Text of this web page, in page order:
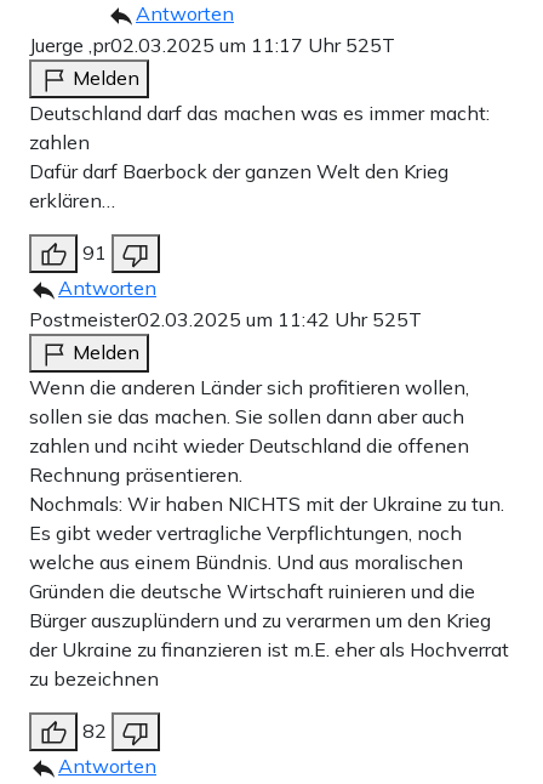
Antworten
Juerge ,pr02.03.2025 um 11:17 Uhr 525T
Melden
Deutschland darf das machen was es immer macht:
zahlen
Dafür darf Baerbock der ganzen Welt den Krieg
erklären…
91
Antworten
Postmeister02.03.2025 um 11:42 Uhr 525T
Melden
Wenn die anderen Länder sich profitieren wollen,
sollen sie das machen. Sie sollen dann aber auch
zahlen und nciht wieder Deutschland die offenen
Rechnung präsentieren.
Nochmals: Wir haben NICHTS mit der Ukraine zu tun.
Es gibt weder vertragliche Verpflichtungen, noch
welche aus einem Bündnis. Und aus moralischen
Gründen die deutsche Wirtschaft ruinieren und die
Bürger auszuplündern und zu verarmen um den Krieg
der Ukraine zu finanzieren ist m.E. eher als Hochverrat
zu bezeichnen
82
Antworten